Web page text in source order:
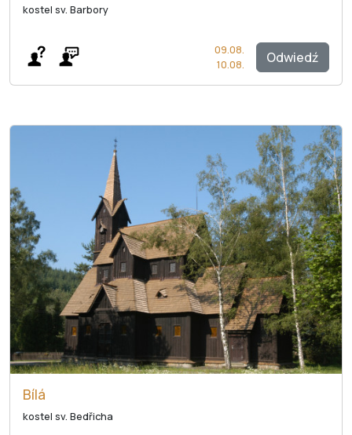
kostel sv. Barbory
Odwiedź
09.08.
10.08.
Bílá
kostel sv. Bedřicha